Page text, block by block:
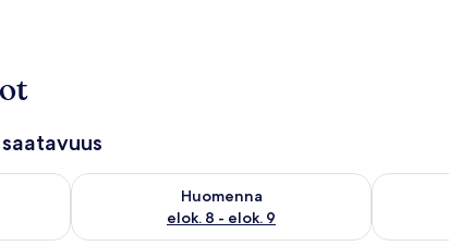
7 - elok. 8
Huomenna
elok. 8 - elok. 9
Tarkista huomisen saatavuus elok. 8 - elok. 9
Tarkista